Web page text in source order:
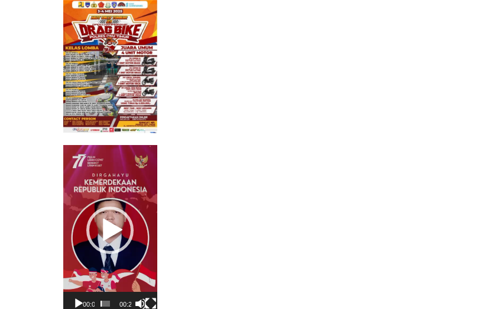
Pemutar
Video
00:00 00:23